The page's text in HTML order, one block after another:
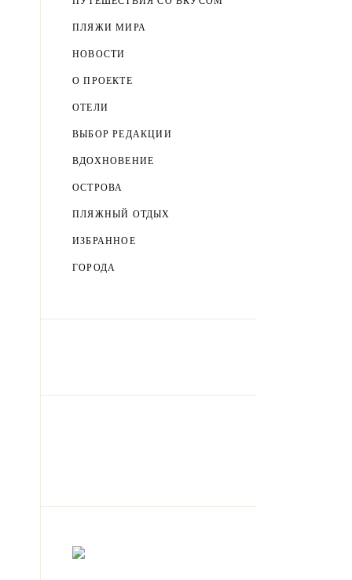
ПЛЯЖИ МИРА
НОВОСТИ
О ПРОЕКТЕ
ОТЕЛИ
ВЫБОР РЕДАКЦИИ
ВДОХНОВЕНИЕ
ОСТРОВА
ПЛЯЖНЫЙ ОТДЫХ
ИЗБРАННОЕ
ГОРОДА